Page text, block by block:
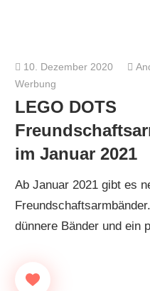
10. Dezember 2020
Werbung
LEGO DOTS
im Januar 2021
Ab Januar 2021 gibt es
dünnere Bänder und ein